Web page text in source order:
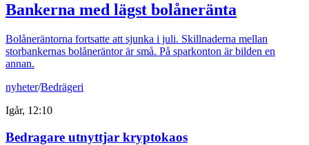
Bankerna med lägst bolåneränta
Bolåneräntorna fortsatte att sjunka i juli. Skillnaderna mellan
storbankernas bolåneräntor är små. På sparkonton är bilden en
annan.
nyheter/Bedrägeri
Igår, 12:10
Bedragare utnyttjar kryptokaos